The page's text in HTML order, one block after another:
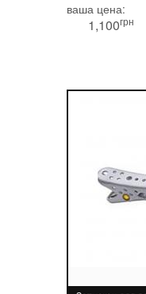
ваша цена:
1,100грн